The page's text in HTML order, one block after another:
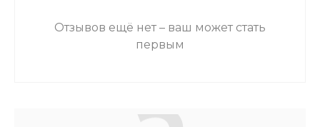
Отзывов ещё нет – ваш может стать
первым